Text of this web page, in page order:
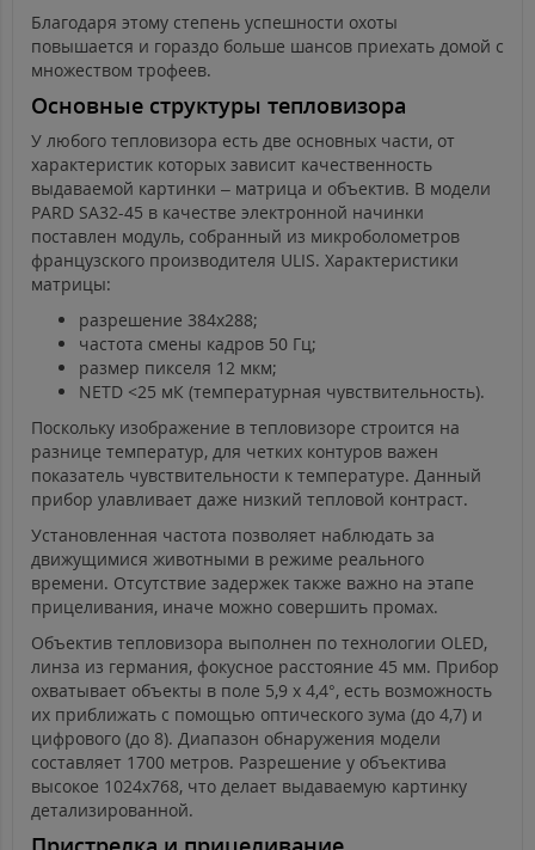
Благодаря этому степень успешности охоты
повышается и гораздо больше шансов приехать домой с
множеством трофеев.
Основные структуры тепловизора
У любого тепловизора есть две основных части, от
характеристик которых зависит качественность
выдаваемой картинки – матрица и объектив. В модели
PARD SA32-45 в качестве электронной начинки
поставлен модуль, собранный из микроболометров
французского производителя ULIS. Характеристики
матрицы:
разрешение 384х288;
частота смены кадров 50 Гц;
размер пикселя 12 мкм;
NETD <25 мК (температурная чувствительность).
Поскольку изображение в тепловизоре строится на
разнице температур, для четких контуров важен
показатель чувствительности к температуре. Данный
прибор улавливает даже низкий тепловой контраст.
Установленная частота позволяет наблюдать за
движущимися животными в режиме реального
времени. Отсутствие задержек также важно на этапе
прицеливания, иначе можно совершить промах.
Объектив тепловизора выполнен по технологии OLED,
линза из германия, фокусное расстояние 45 мм. Прибор
охватывает объекты в поле 5,9 x 4,4°, есть возможность
их приближать с помощью оптического зума (до 4,7) и
цифрового (до 8). Диапазон обнаружения модели
составляет 1700 метров. Разрешение у объектива
высокое 1024x768, что делает выдаваемую картинку
детализированной.